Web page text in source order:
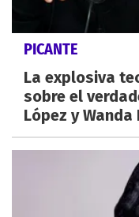
PICANTE
La explosiva
sobre el
López y Wanda